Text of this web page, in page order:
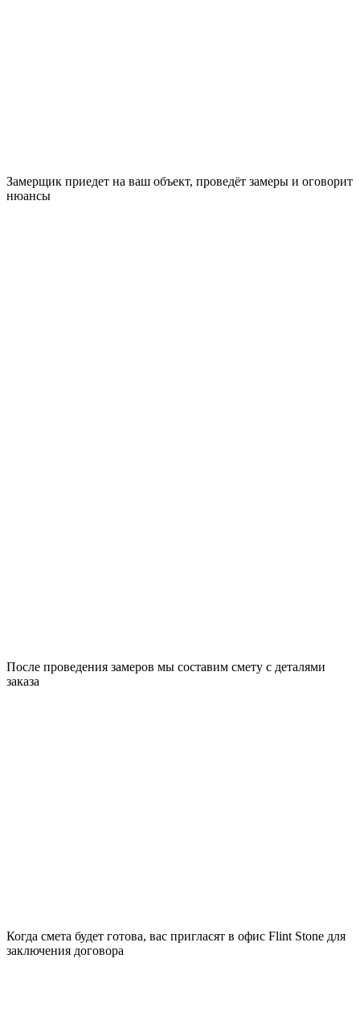
Замерщик приедет на ваш объект, проведёт замеры и оговорит
нюансы
После проведения замеров мы составим смету с деталями
заказа
Когда смета будет готова, вас пригласят в офис Flint Stone для
заключения договора